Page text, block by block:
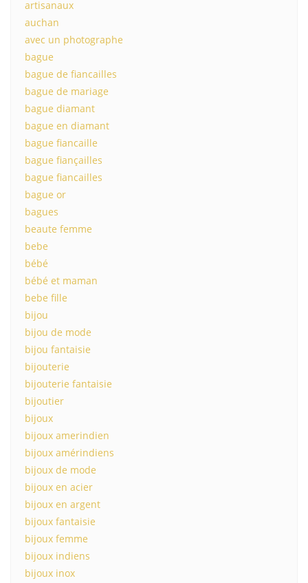
artisanaux
auchan
avec un photographe
bague
bague de fiancailles
bague de mariage
bague diamant
bague en diamant
bague fiancaille
bague fiançailles
bague fiancailles
bague or
bagues
beaute femme
bebe
bébé
bébé et maman
bebe fille
bijou
bijou de mode
bijou fantaisie
bijouterie
bijouterie fantaisie
bijoutier
bijoux
bijoux amerindien
bijoux amérindiens
bijoux de mode
bijoux en acier
bijoux en argent
bijoux fantaisie
bijoux femme
bijoux indiens
bijoux inox